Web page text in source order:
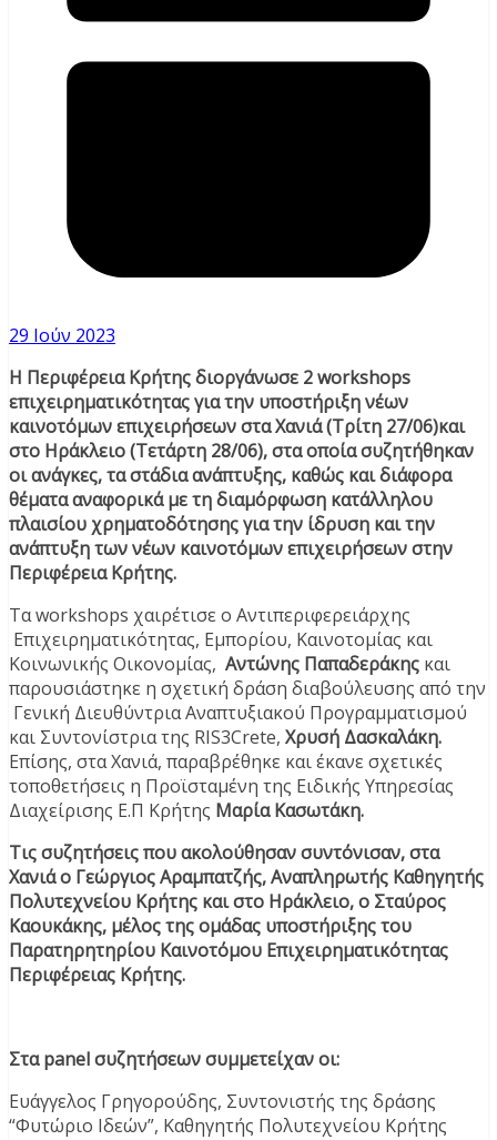
29 Ιούν 2023
Η Περιφέρεια Κρήτης διοργάνωσε 2 workshops
επιχειρηματικότητας για την υποστήριξη νέων
καινοτόμων επιχειρήσεων στα Χανιά (Τρίτη 27/06)και
στο Ηράκλειο (Τετάρτη 28/06), στα οποία συζητήθηκαν
οι ανάγκες, τα στάδια ανάπτυξης, καθώς και διάφορα
θέματα αναφορικά με τη διαμόρφωση κατάλληλου
πλαισίου χρηματοδότησης για την ίδρυση και την
ανάπτυξη των νέων καινοτόμων επιχειρήσεων στην
Περιφέρεια Κρήτης.
Τα workshops χαιρέτισε ο Αντιπεριφερειάρχης
Επιχειρηματικότητας, Εμπορίου, Καινοτομίας και
Κοινωνικής Οικονομίας, Αντώνης Παπαδεράκης και
παρουσιάστηκε η σχετική δράση διαβούλευσης από την
Γενική Διευθύντρια Αναπτυξιακού Προγραμματισμού
και Συντονίστρια της RIS3Crete, Χρυσή Δασκαλάκη.
Επίσης, στα Χανιά, παραβρέθηκε και έκανε σχετικές
τοποθετήσεις η Προϊσταμένη της Ειδικής Υπηρεσίας
Διαχείρισης Ε.Π Κρήτης Μαρία Κασωτάκη.
Τις συζητήσεις που ακολούθησαν συντόνισαν, στα
Χανιά ο Γεώργιος Αραμπατζής, Αναπληρωτής Καθηγητής
Πολυτεχνείου Κρήτης και στο Ηράκλειο, ο Σταύρος
Καουκάκης, μέλος της ομάδας υποστήριξης του
Παρατηρητηρίου Καινοτόμου Επιχειρηματικότητας
Περιφέρειας Κρήτης.
Στα panel συζητήσεων συμμετείχαν οι:
Ευάγγελος Γρηγορούδης, Συντονιστής της δράσης
“Φυτώριο Ιδεών”, Καθηγητής Πολυτεχνείου Κρήτης